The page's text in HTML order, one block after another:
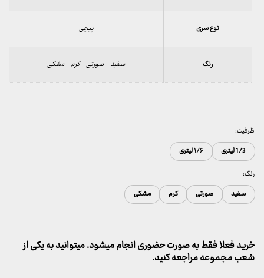
نوع سری پیچی
رنگ سفید – صورتی – کرم – مشکی
ظرفیت:
1/3 لیتری
۱/۶ لیتری
رنگ:
سفید
صورتی کرم مشکی
خرید فعلا فقط به صورت حضوری انجام میشود. میتوانید به یکی از
شعب مجموعه مراجعه کنید.